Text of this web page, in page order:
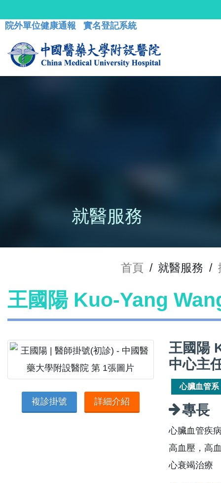
院外單位健康通報 實名登記系統
就醫服務
首頁 / 就醫服務 /
王國陽 Kuo-Yang
複診掛號 詳細介紹
王國陽
中心主
心臟血管系
專長
心臟血管疾
高血壓，高
心衰竭治療